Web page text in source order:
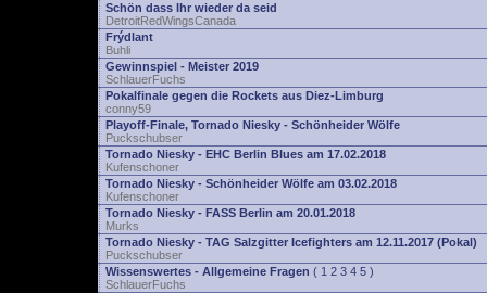
Schön dass Ihr wieder da seid
DetroitRedWingsCanada
Frýdlant
Buhli
Gewinnspiel - Meister 2019
SchlauerFuchs
Pokalfinale gegen die Rockets aus Diez-Limburg
conny59
Playoff-Finale, Tornado Niesky - Schönheider Wölfe
Puckschubser
Tornado Niesky - EHC Berlin Blues am 17.02.2018
Kufenschoner
Tornado Niesky - Schönheider Wölfe am 03.02.2018
Kufenschoner
Tornado Niesky - FASS Berlin am 20.01.2018
Murks
Tornado Niesky - TAG Salzgitter Icefighters am 12.11.2017 (Pokal)
Puckschubser
Wissenswertes - Allgemeine Fragen ( 1 2 3 4 5 )
SchlauerFuchs